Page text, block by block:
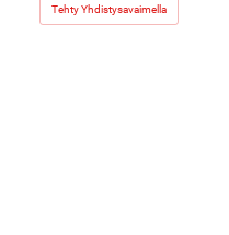
Tehty Yhdistysavaimella